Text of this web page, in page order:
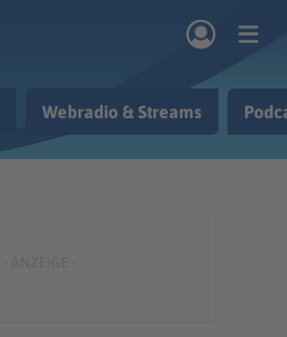
Kontakt
Webradio & Streams